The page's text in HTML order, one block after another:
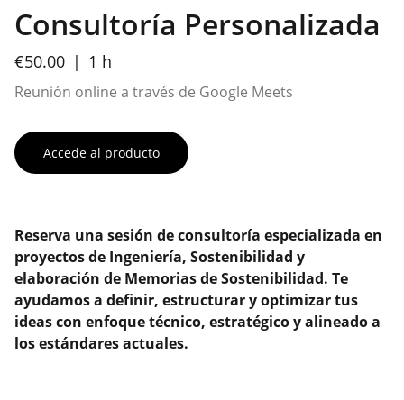
Consultoría Personalizada
€50.00 1 h
Reunión online a través de Google Meets
Accede al producto
Reserva una sesión de consultoría especializada en
proyectos de Ingeniería, Sostenibilidad y
elaboración de Memorias de Sostenibilidad. Te
ayudamos a definir, estructurar y optimizar tus
ideas con enfoque técnico, estratégico y alineado a
los estándares actuales.